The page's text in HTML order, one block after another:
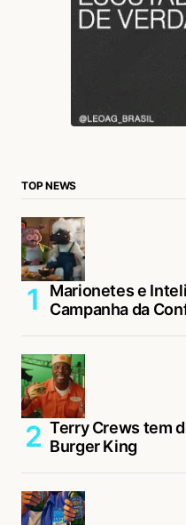
TOP NEWS
Marionetes e
Campanha da
Terry Crews tem
Burger King